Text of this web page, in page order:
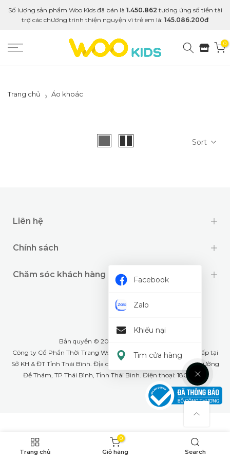
Số lượng sản phẩm Woo Kids đã bán là 1.450.862 tương ứng số tiền tài
trợ các chương trình thiện nguyện vì trẻ em là: 145.086.200đ
0
Trang chủ Áo khoác
Sort
Liên hệ
Chính sách
Chăm sóc khách hàng
Bản quyền © 2024 thuộc về
Công ty Cổ Phần Thời Trang Woo Kids- GPĐKKD: 1001268555 cấp tại
Sở KH & ĐT Tỉnh Thái Bình. Địa chỉ văn phòng: Số 79A Lê Lợi, phường
Đề Thám, TP Thái Bình, Tỉnh Thái Bình. Điện thoại: 18008226
Facebook
Zalo
Khiếu nại
Tìm cửa hàng
Trang chủ
0
Giỏ hàng Search